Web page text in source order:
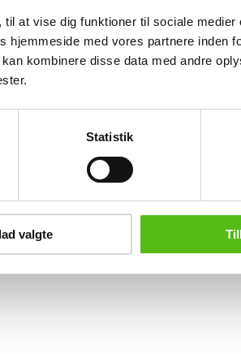
at vise dig funktioner til sociale medier
med vores partnere inden
kombinere disse data med andre
Statistik
valgte
varer
direkte i din email.